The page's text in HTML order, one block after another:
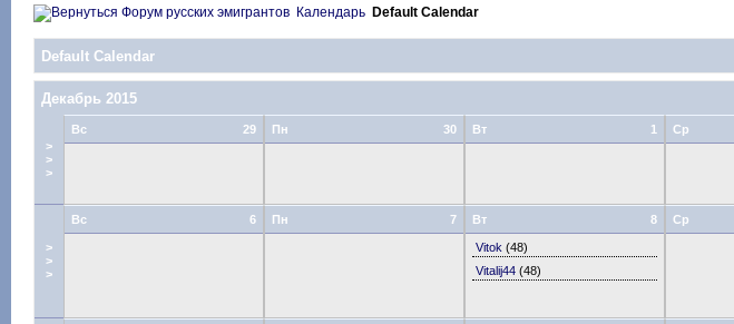
Форум русских эмигрантов Календарь Default Calendar
Default Calendar
Декабрь 2015
>
>
>
29
Вс 30
Пн 1
Вт Ср
>
>
>
6
Вс 7
Пн 8
Вт
Vitok (48)
Vitalij44 (48)
Ср